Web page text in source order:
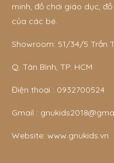
minh, đồ chơi giáo dục,
của các bé.
Showroom: 51/34/5 Trần
Q. Tân Bình, TP. HCM
Điện thoại : 0932700524
Gmail :
Website: www.gnukids.vn